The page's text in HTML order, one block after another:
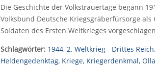
Die Geschichte der Volkstrauertage begann
Volksbund Deutsche Kriegsgräberfürsorge
Soldaten des Ersten Weltkrieges
Schlagwörter: 1944, 2. Weltkrieg - Drittes Reich,
Heldengedenktag, Kriege, Kriegerdenkmal,